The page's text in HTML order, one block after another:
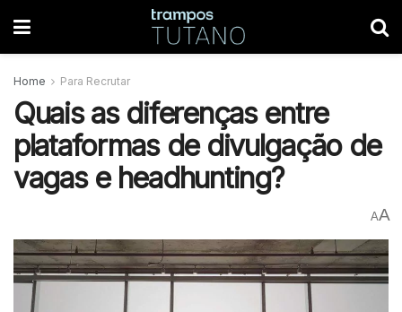
Home Para Recrutar
Quais as diferenças entre
plataformas de divulgação de
vagas e headhunting?
AA